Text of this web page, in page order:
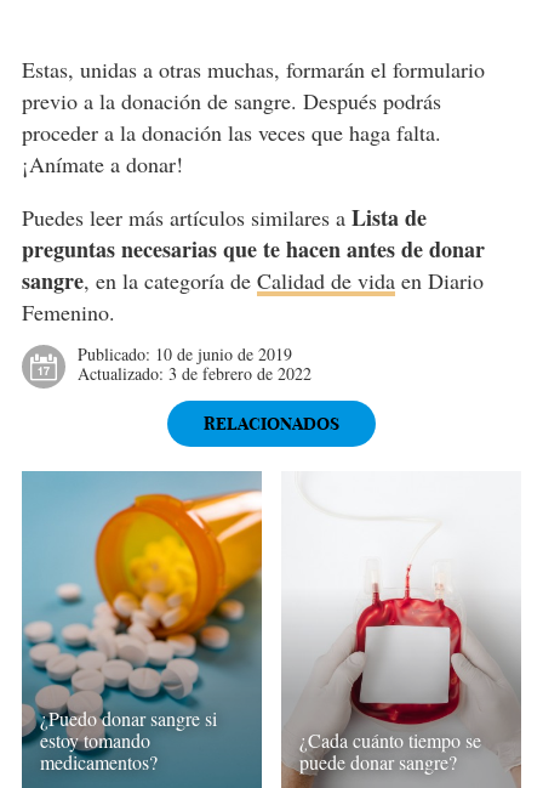
Estas, unidas a otras muchas, formarán el formulario
previo a la donación de sangre. Después podrás
proceder a la donación las veces que haga falta.
¡Anímate a donar!
Puedes leer más artículos similares a Lista de
preguntas necesarias que te hacen antes de donar
sangre, en la categoría de Calidad de vidaen Diario
Femenino.
Publicado: 10 de junio de 2019
Actualizado: 3 de febrero de 2022
RELACIONADOS
¿Puedo donar sangre si
estoy tomando
medicamentos?
¿Cada cuánto tiempo se
puede donar sangre?